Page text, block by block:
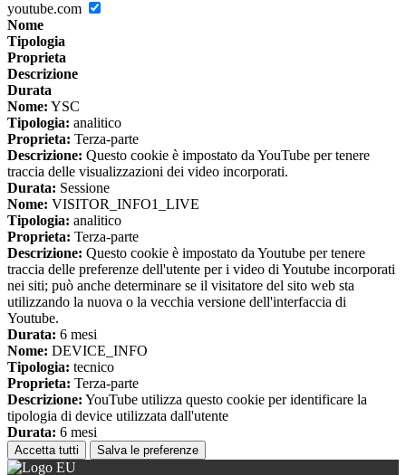
youtube.com
Nome
Tipologia
Proprieta
Descrizione
Durata
Nome: YSC
Tipologia: analitico
Proprieta: Terza-parte
Descrizione: Questo cookie è impostato da YouTube per tenere
traccia delle visualizzazioni dei video incorporati.
Durata: Sessione
Nome: VISITOR_INFO1_LIVE
Tipologia: analitico
Proprieta: Terza-parte
Descrizione: Questo cookie è impostato da Youtube per tenere
traccia delle preferenze dell'utente per i video di Youtube incorporati
nei siti; può anche determinare se il visitatore del sito web sta
utilizzando la nuova o la vecchia versione dell'interfaccia di
Youtube.
Durata: 6 mesi
Nome: DEVICE_INFO
Tipologia: tecnico
Proprieta: Terza-parte
Descrizione: YouTube utilizza questo cookie per identificare la
tipologia di device utilizzata dall'utente
Durata: 6 mesi
Accetta tutti Salva le preferenze